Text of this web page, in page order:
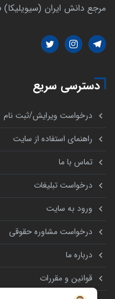
مرجع دانش ایران
دسترسی سریع
درخواست ویرایش/ثبت نام
راهنمای استفاده از سایت
تماس با ما
درخواست تبلیغات
ورود به سایت
درخواست مشاوره حقوقی
درباره ما
قوانین و مقررات